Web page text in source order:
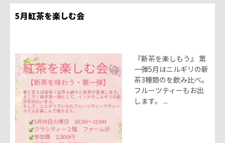
5月紅茶を楽しむ会
『新茶を楽しもう』 第
一弾5月はニルギリの新
茶3種類のを飲み比べ。
フルーツティーもお出
します。 ...